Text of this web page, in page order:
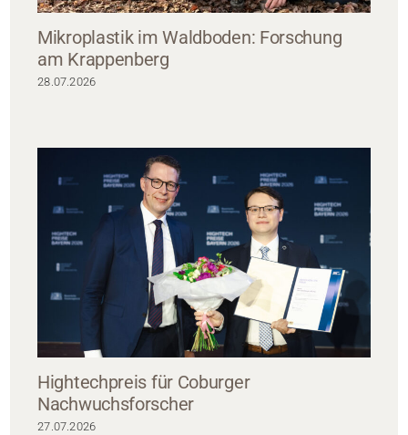
Mikroplastik im Waldboden: Forschung
am Krappenberg
28.07.2026
Hightechpreis für Coburger
Nachwuchsforscher
27.07.2026